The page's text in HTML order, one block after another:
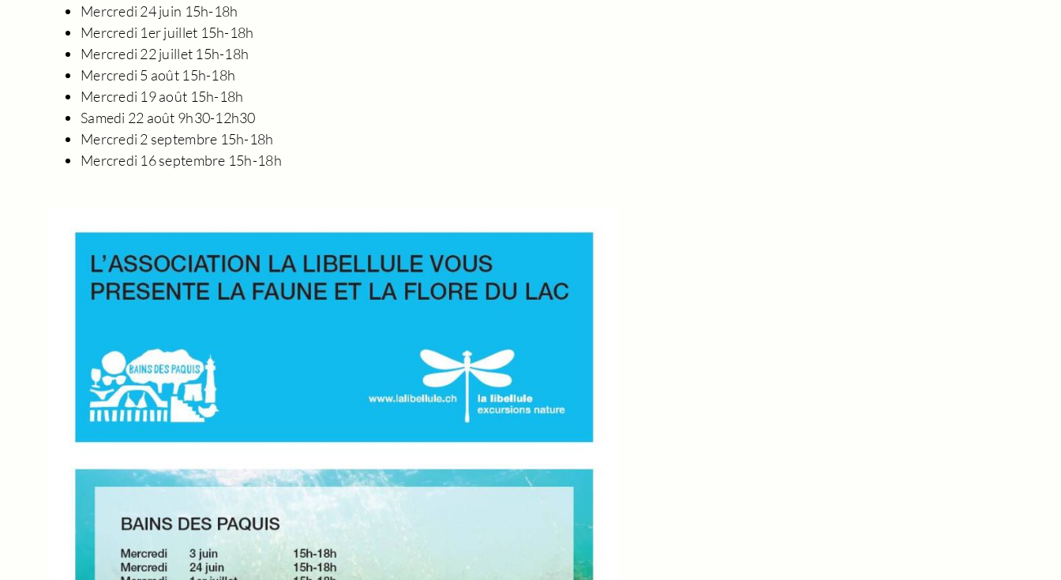
Mercredi 24 juin 15h-18h
Mercredi 1er juillet 15h-18h
Mercredi 22 juillet 15h-18h
Mercredi 5 août 15h-18h
Mercredi 19 août 15h-18h
Samedi 22 août 9h30-12h30
Mercredi 2 septembre 15h-18h
Mercredi 16 septembre 15h-18h